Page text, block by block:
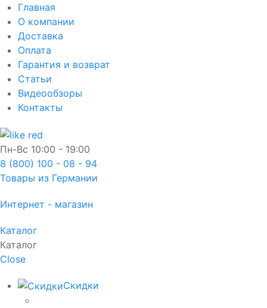
Главная
О компании
Доставка
Оплата
Гарантия и возврат
Статьи
Видеообзоры
Контакты
Пн-Вс 10:00 - 19:00
8 (800) 100 - 08 - 94
Товары из Германии
Интернет - магазин
Каталог
Каталог
Close
Скидки